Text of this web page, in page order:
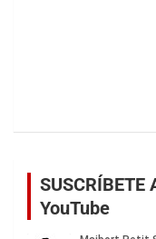
SUSCRÍBETE
YouTube